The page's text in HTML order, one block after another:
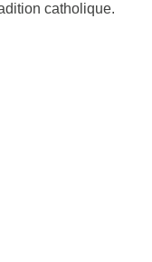
catholique.